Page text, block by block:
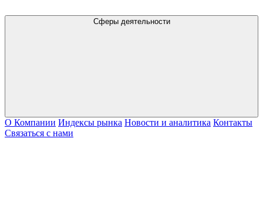
Сферы деятельности
О Компании Индексы рынка Новости и аналитика Контакты
Связаться с нами